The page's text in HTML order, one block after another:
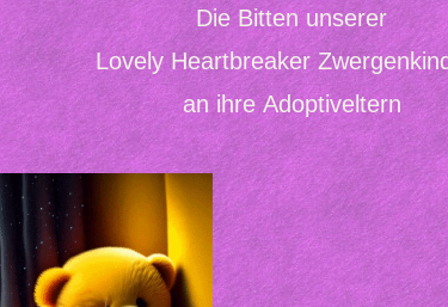
Die Bitten unserer
Lovely Heartbreaker
an ihre Adoptiveltern